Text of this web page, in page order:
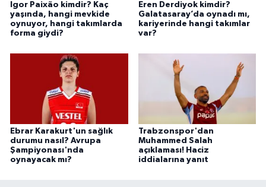
Igor Paixão kimdir? Kaç
yaşında, hangi mevkide
oynuyor, hangi takımlarda
forma giydi?
Eren Derdiyok kimdir?
Galatasaray’da oynadı mı,
kariyerinde hangi takımlar
var?
Ebrar Karakurt'un sağlık
durumu nasıl? Avrupa
Şampiyonası'nda
oynayacak mı?
Trabzonspor'dan
Muhammed Salah
açıklaması! Haciz
iddialarına yanıt